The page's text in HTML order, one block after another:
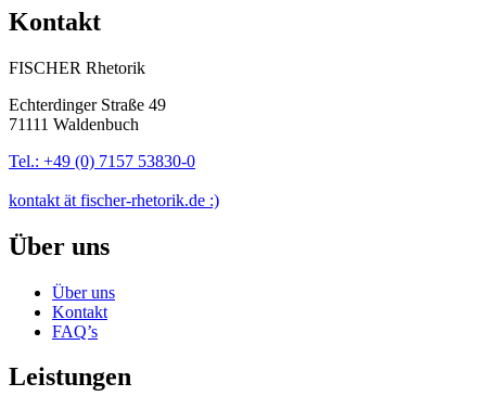
Kontakt
FISCHER Rhetorik
Echterdinger Straße 49
71111 Waldenbuch
Tel.: +49 (0) 7157 53830-0
kontakt ät fischer-rhetorik.de :)
Über uns
Über uns
Kontakt
FAQ’s
Leistungen